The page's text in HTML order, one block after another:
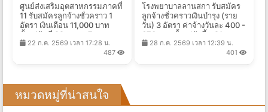
ศูนย์ส่งเสริมอุตสาหกรรมภาคที่
11 รับสมัครลูกจ้างชั่วคราว 1
อัตรา เงินเดือน 11,000 บาท
ตั้งแต่วันที่ 22 ก.ค. - 7 ส.ค.
256922 ก.ค. 2569 เวลา 17:28 น.
487
โรงพยาบาลลานสกา รับสมัคร
ลูกจ้างชั่วคราวเงินบํารุง (ราย
วัน) 3 อัตรา ค่าจ้างวันละ 400 -
670 บาท ตั้งแต่บัดนี้ - 21 ส.ค.
2569
28 ก.ค. 2569 เวลา 12:39 น.
401
หมวดหมู่ที่น่าสนใจ